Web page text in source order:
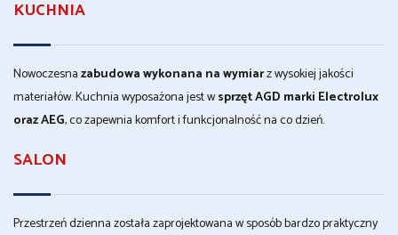
KUCHNIA
Nowoczesnazabudowa wykonana na wymiarz wysokiej jakości
materiałów. Kuchnia wyposażona jest wsprzęt AGD marki Electrolux
oraz AEG, co zapewnia komfort i funkcjonalność na co dzień.
SALON
Przestrzeń dzienna została zaprojektowana w sposób bardzo praktyczny